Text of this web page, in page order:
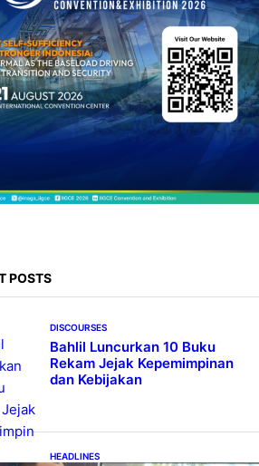
POSTS
DISCOURSES
Bahlil Luncurkan 10 Buku
Rekam Jejak Kepemimpinan
dan Kebijakan
HEADLINES